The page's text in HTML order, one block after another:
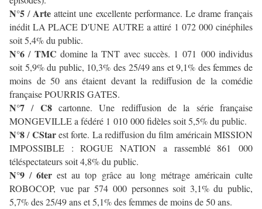
N°5 / Arte atteint une excellente performance. Le drame français
inédit LA PLACE D'UNE AUTRE a attiré 1 072 000 cinéphiles
soit 5,4% du public.
N°6 / TMC domine la TNT avec succès. 1 071 000 individus
soit 5,9% du public, 10,3% des 25/49 ans et 9,1% des femmes de
moins de 50 ans étaient devant la rediffusion de la comédie
française POURRIS GATES.
N°7 / C8cartonne. Une rediffusion de la série française
MONGEVILLE a fédéré 1 010 000 fidèles soit 5,5% du public.
N°8/CStarest forte. La rediffusion du film américain MISSION
IMPOSSIBLE : ROGUE NATION a rassemblé 861 000
téléspectateurs soit 4,8% du public.
N°9 /6ter est au top grâce au long métrage américain culte
ROBOCOP, vue par 574 000 personnes soit 3,1% du public,
5,7% des 25/49 ans et 5,1% des femmes de moins de 50 ans.